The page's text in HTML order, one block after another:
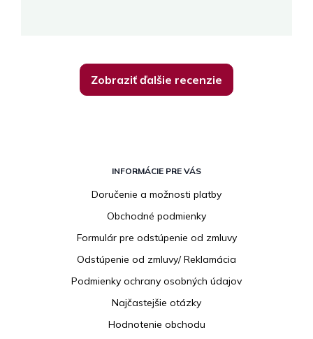
Zobraziť ďalšie recenzie
INFORMÁCIE PRE VÁS
Doručenie a možnosti platby
Obchodné podmienky
Formulár pre odstúpenie od zmluvy
Odstúpenie od zmluvy/ Reklamácia
Podmienky ochrany osobných údajov
Najčastejšie otázky
Hodnotenie obchodu